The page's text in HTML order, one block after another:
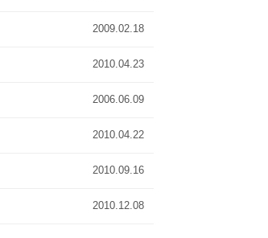
2009.02.18
2010.04.23
2006.06.09
2010.04.22
2010.09.16
2010.12.08